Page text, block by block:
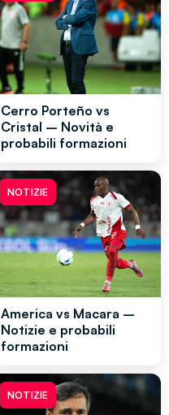
Cerro Porteño vs
Cristal – Novità e
probabili formazioni
NOTIZIE
America vs Macara –
Notizie e probabili
formazioni
NOTIZIE